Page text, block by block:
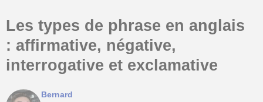
Les types de phrase en anglais
: affirmative, négative,
interrogative et exclamative
Bernard